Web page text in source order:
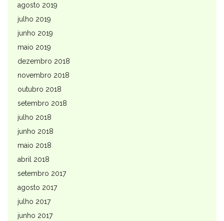
agosto 2019
julho 2019
junho 2019
maio 2019
dezembro 2018
novembro 2018
outubro 2018
setembro 2018
julho 2018
junho 2018
maio 2018
abril 2018
setembro 2017
agosto 2017
julho 2017
junho 2017